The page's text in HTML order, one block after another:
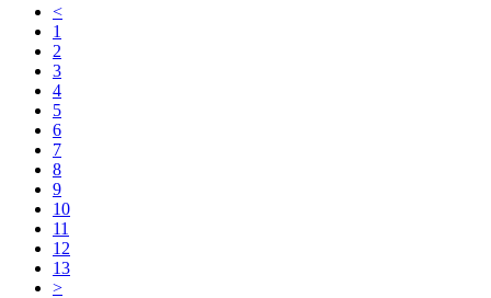
<
1
2
3
4
5
6
7
8
9
10
11
12
13
>